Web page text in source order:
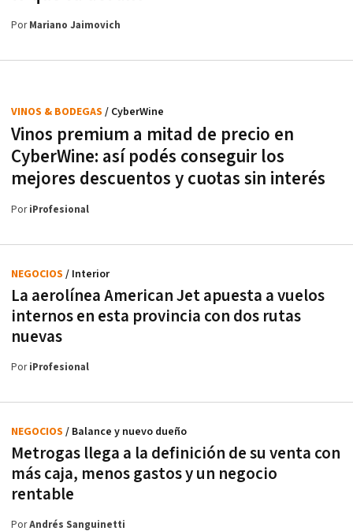
PorMariano Jaimovich
Vinos premium a mitad de precio en
CyberWine: así podés conseguir los
mejores descuentos y cuotas sin interés
VINOS & BODEGAS / CyberWine
PoriProfesional
La aerolínea American Jet apuesta a vuelos
internos en esta provincia con dos rutas
nuevas
NEGOCIOS / Interior
PoriProfesional
Metrogas llega a la definición de su venta con
más caja, menos gastos y un negocio
rentable
NEGOCIOS / Balance y nuevo dueño
PorAndrés Sanguinetti